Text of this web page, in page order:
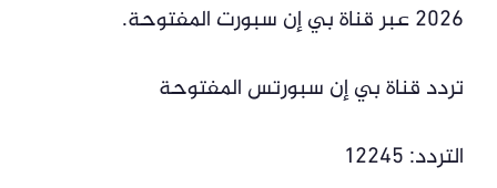
2026 عبر قناة بي إن سبورت المفتوحة.
تردد قناة بي إن سبورتس المفتوحة
التردد: 12245